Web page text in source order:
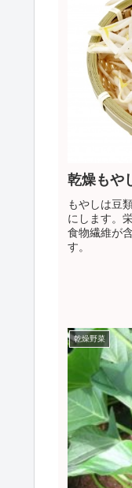
乾燥もや
もやしは豆
にします。
食物繊維が
す。
乾燥野菜